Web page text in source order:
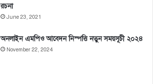
রচনা
June 23, 2021
অনলাইন এমপিও আবেদন নিস্পত্তি নতুন সময়সূচী ২০২৪
November 22, 2024